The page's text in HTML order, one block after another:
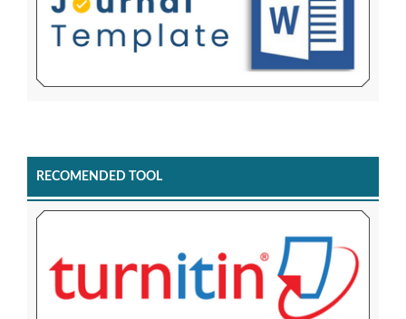
RECOMENDED TOOL